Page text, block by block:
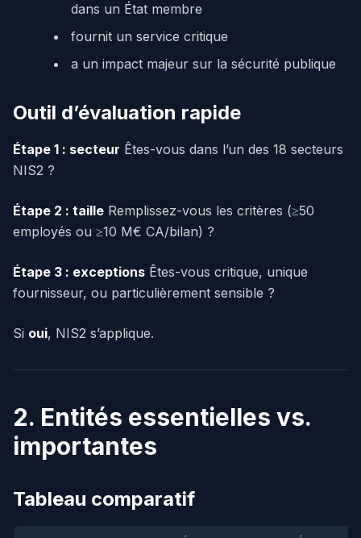
dans un État membre
fournit un service critique
a un impact majeur sur la sécurité publique
Outil d’évaluation rapide
Étape 1 : secteur Êtes-vous dans l’un des 18 secteurs
NIS2 ?
Étape 2 : taille Remplissez-vous les critères (≥50
employés ou ≥10 M€ CA/bilan) ?
Étape 3 : exceptions Êtes-vous critique, unique
fournisseur, ou particulièrement sensible ?
Si oui, NIS2 s’applique.
2. Entités essentielles vs.
importantes
Tableau comparatif